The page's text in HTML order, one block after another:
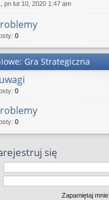
, pn lut 10, 2020 1:47 am
: 0
Gra Strategiczna
: 0
: 0
się
Zapamiętaj mnie